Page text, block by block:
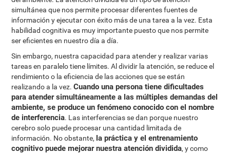
simultánea que nos permite procesar diferentes fuentes de
información y ejecutar con éxito más de una tarea a la vez. Esta
habilidad cognitiva es muy importante puesto que nos permite
ser eficientes en nuestro día a día.
Sin embargo, nuestra capacidad para atender y realizar varias
tareas en paralelo tiene límites. Al dividir la atención, se reduce el
rendimiento o la eficiencia de las acciones que se están
realizando a la vez.Cuando una persona tiene dificultades
para atender simultáneamente a las múltiples demandas del
ambiente, se produce un fenómeno conocido con el nombre
de interferencia. Las interferencias se dan porque nuestro
cerebro solo puede procesar una cantidad limitada de
información. No obstante, la práctica y el entrenamiento
cognitivo puede mejorar nuestra atención dividida, y como